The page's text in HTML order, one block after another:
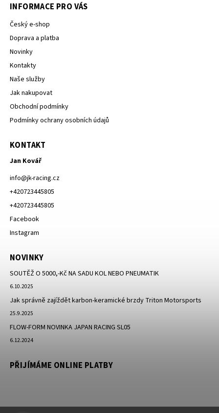
INFORMACE PRO VÁS
Český e-shop
Doprava a platba
Novinky
Kontakty
Naše služby
Jak nakupovat
Obchodní podmínky
Podmínky ochrany osobních údajů
KONTAKT
Jan Kovář
info@jk-racing.cz
+420723445805
+420723445805
Facebook
Instagram
NOVINKY
SOUTĚŽ O 5000,-Kč NA SADU KOL NEBO PNEUMATIK
6.10.2025
Jak správně zajíždět karbon-keramické brzdy Triton Motorsports
25.9.2025
FLOW-FORM NOVINKA JAPAN RACING SL05
6.12.2024
PŘIJÍMÁME ONLINE PLATBY